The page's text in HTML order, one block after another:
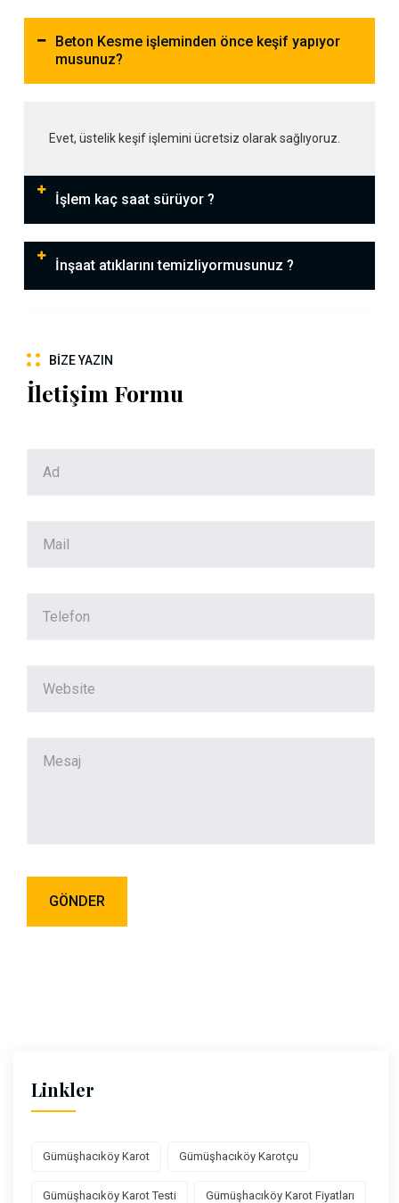
Beton Kesme işleminden önce keşif yapıyor
musunuz?
Evet, üstelik keşif işlemini ücretsiz olarak sağlıyoruz.
İşlem kaç saat sürüyor ?
İnşaat atıklarını temizliyormusunuz ?
BIZE YAZIN
İletişim Formu
Linkler
Gümüşhacıköy Karot Gümüşhacıköy Karotçu
Gümüşhacıköy Karot Testi Gümüşhacıköy Karot Fiyatları